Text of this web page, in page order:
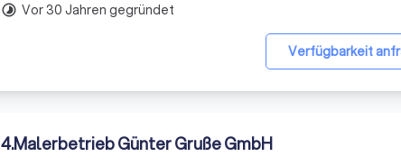
Verfügbarkeit
timelapse Vor 30 Jahren gegründet
4.Malerbetrieb Günter Gruße GmbH